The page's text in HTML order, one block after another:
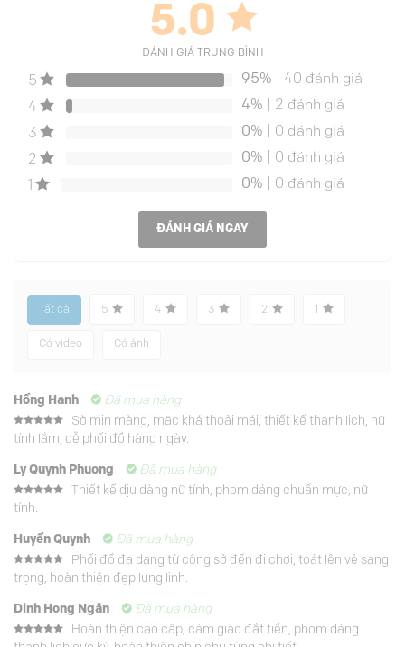
5.0
ĐÁNH GIÁ TRUNG BÌNH
5 95% | 40 đánh giá
4
4% | 2 đánh giá
3
0% | 0 đánh giá
2
0% | 0 đánh giá
0% | 0 đánh giá
ĐÁNH GIÁ NGAY
Tất cả 5 4 3 2
Có video Có ảnh
Hồng Hanh Đã mua hàng
Được xếp
hạng55
Sờ mịn màng, mặc khá thoải mái, thiết kế thanh lịch, nữ
tính lắm, dễ phối đồ hàng ngày.
Ly Quynh Phuong Đã mua hàng
Được xếp
hạng
Thiết kế dịu dàng nữ tính, phom dáng chuẩn mực, nữ
tính.
Huyền Quynh Đã mua hàng
Được xếp
hạng55
Phối đồ đa dạng từ công sở đến đi chơi, toát lên vẻ sang
trọng, hoàn thiện đẹp lung linh.
Dinh Hong Ngân Đã mua hàng
Được xếp
Hoàn thiện cao cấp, cảm giác đắt tiền, phom dáng